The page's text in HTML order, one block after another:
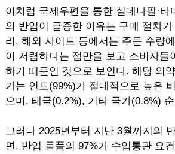
이처럼 국제우편을 통한 실데나필·타
의 반입이 급증한 이유는 구매 절차
리, 해외 사이트 등에서는 주문 수량
이 저렴하다는 점만을 보고 소비자들
하기 때문인 것으로 보인다. 해당 의
가는 인도(99%)가 절대적으로 높은
으며, 태국(0.2%), 기타 국가(0.8%)
그러나 2025년부터 지난 3월까지의
면, 반입 물품의 97%가 수입통관 요